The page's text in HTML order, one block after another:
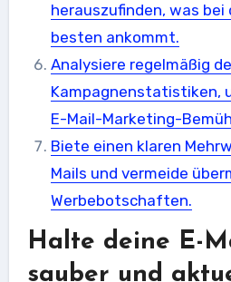
herauszufinden, was bei
besten ankommt.
Analysiere regelmäßig
Kampagnenstatistiken,
E-Mail-Marketing-
Biete einen klaren
Mails und vermeide
Werbebotschaften.
Halte deine E-
sauber und